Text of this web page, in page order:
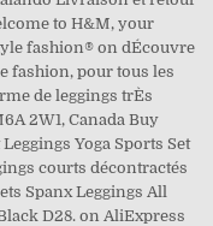
to H&M, your
fashion® on dÉcouvre
fashion, pour tous les
de leggings trÈs
2W1, Canada Buy
Yoga Sports Set
courts décontractés
Spanx Leggings All
D28. on AliExpress